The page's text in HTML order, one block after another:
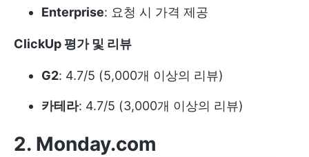
Enterprise: 요청 시 가격 제공
ClickUp 평가 및 리뷰
G2: 4.7/5 (5,000개 이상의 리뷰)
카테라: 4.7/5 (3,000개 이상의 리뷰)
2. Monday.com